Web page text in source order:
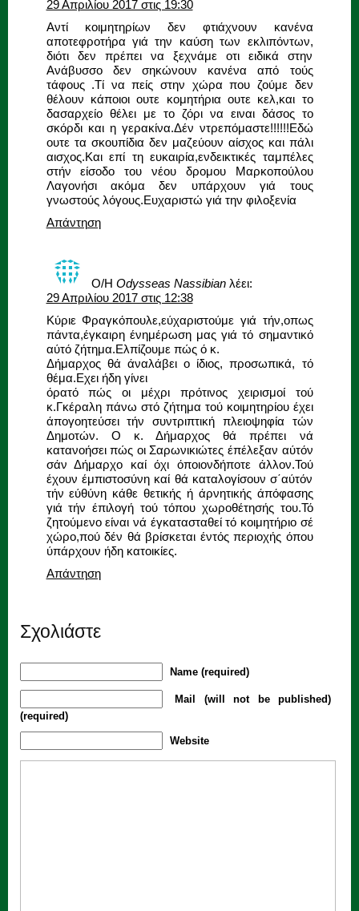
29 Απριλίου 2017 στις 19:30
Αντί κοιμητηρίων δεν φτιάχνουν κανένα
αποτεφροτήρα γιά την καύση των εκλιπόντων,
διότι δεν πρέπει να ξεχνάμε οτι ειδικά στην
Ανάβυσσο δεν σηκώνουν κανένα από τούς
τάφους .Τί να πείς στην χώρα που ζούμε δεν
θέλουν κάποιοι ουτε κομητήρια ουτε κελ,και το
δασαρχείο θέλει με το ζόρι να ειναι δάσος το
σκόρδι και η γερακίνα.Δέν ντρεπόμαστε!!!!!!Εδώ
ουτε τα σκουπίδια δεν μαζεύουν αίσχος και πάλι
αισχος.Και επί τη ευκαιρία,ενδεικτικές ταμπέλες
στήν είσοδο του νέου δρομου Μαρκοπούλου
Λαγονήσι ακόμα δεν υπάρχουν γιά τους
γνωστούς λόγους.Ευχαριστώ γιά την φιλοξενία
Απάντηση
Ο/Η Odysseas Nassibian λέει:
29 Απριλίου 2017 στις 12:38
Κύριε Φραγκόπουλε,εύχαριστούμε γιά τήν,οπως
πάντα,έγκαιρη ένημέρωση μας γιά τό σημαντικό
αύτό ζήτημα.Ελπίζουμε πώς ό κ.
Δήμαρχος θά άναλάβει ο ίδιος, προσωπικά, τό
θέμα.Εχει ήδη γίνει
όρατό πώς οι μέχρι πρότινος χειρισμοί τού
κ.Γκέραλη πάνω στό ζήτημα τού κοιμητηρίου έχει
άπογοητεύσει τήν συντριπτική πλειοψηφία τών
Δημοτών. Ο κ. Δήμαρχος θά πρέπει νά
κατανοήσει πώς οι Σαρωνικιώτες έπέλεξαν αύτόν
σάν Δήμαρχο καί όχι όποιονδήποτε άλλον.Τού
έχουν έμπιστοσύνη καί θά καταλογίσουν σ΄αύτόν
τήν εύθύνη κάθε θετικής ή άρνητικής άπόφασης
γιά τήν έπιλογή τού τόπου χωροθέτησής του.Τό
ζητούμενο είναι νά έγκατασταθεί τό κοιμητήριο σέ
χώρο,πού δέν θά βρίσκεται έντός περιοχής όπου
ύπάρχουν ήδη κατοικίες.
Απάντηση
Σχολιάστε
Name (required)
Mail (will not be published)
(required)
Website